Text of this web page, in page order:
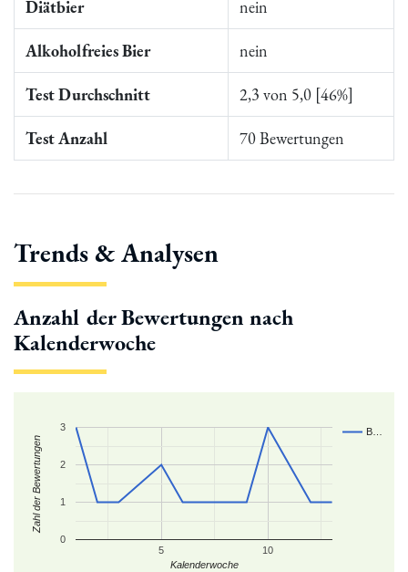
Diätbier nein
Alkoholfreies Bier nein
Test Durchschnitt 2,3 von 5,0 [46%]
Test Anzahl 70 Bewertungen
Trends & Analysen
Anzahl der Bewertungen nach
Kalenderwoche
B…
5 10
0
1
2
3
Kalenderwoche
Zahl der Bewertungen